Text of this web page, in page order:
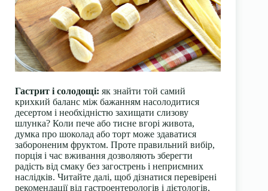
Гастрит і солодощі: як знайти той самий
крихкий баланс між бажанням насолодитися
десертом і необхідністю захищати слизову
шлунка? Коли пече або тисне вгорі живота,
думка про шоколад або торт може здаватися
забороненим фруктом. Проте правильний вибір,
порція і час вживання дозволяють зберегти
радість від смаку без загострень і неприємних
наслідків. Читайте далі, щоб дізнатися перевірені
рекомендації від гастроентерологів і дієтологів,